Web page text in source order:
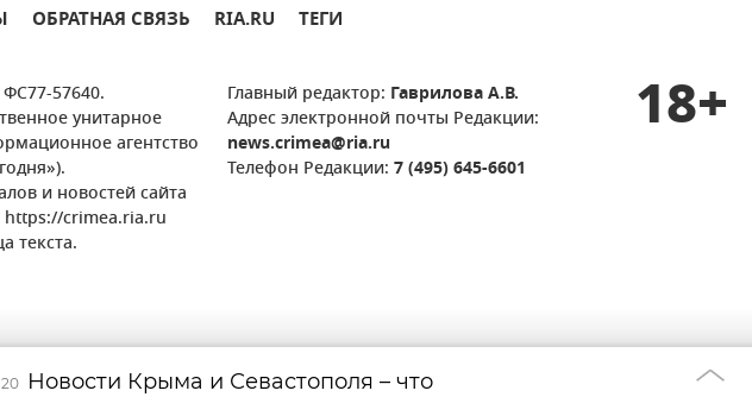
ОБРАТНАЯ СВЯЗЬ RIA.RU ТЕГИ
57640.
унитарное
агентство
и новостей сайта
crimea.ria.ru
текста.
Главный редактор: Гаврилова А.В.
Адрес электронной почты Редакции:
news.crimea@ria.ru
Телефон Редакции: 7 (495) 645-6601
18+
Новости Крыма и Севастополя – что
В Крыму